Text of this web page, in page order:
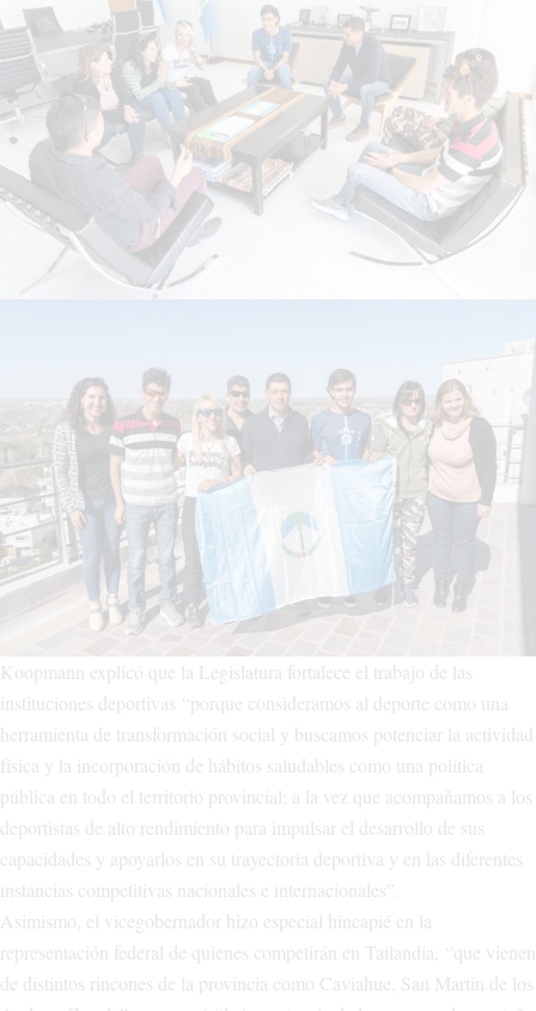
Koopmann explicó que la Legislatura fortalece el trabajo de las
instituciones deportivas “porque consideramos al deporte como una
herramienta de transformación social y buscamos potenciar la actividad
física y la incorporación de hábitos saludables como una política
pública en todo el territorio provincial; a la vez que acompañamos a los
deportistas de alto rendimiento para impulsar el desarrollo de sus
capacidades y apoyarlos en su trayectoria deportiva y en las diferentes
instancias competitivas nacionales e internacionales”.
Asimismo, el vicegobernador hizo especial hincapié en la
representación federal de quienes competirán en Tailandia, “que vienen
de distintos rincones de la provincia como Caviahue, San Martín de los